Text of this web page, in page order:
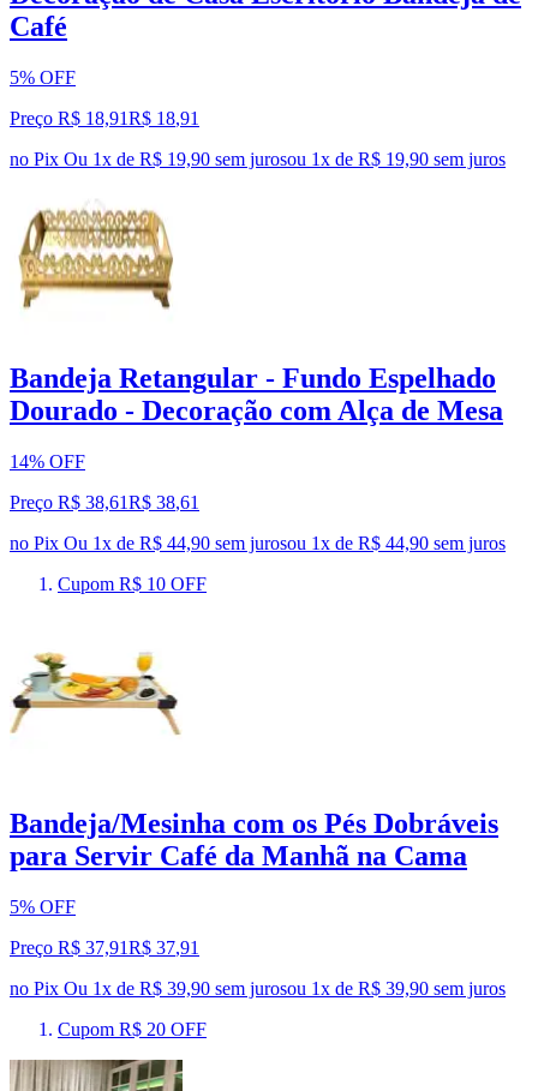
Café
5% OFF
Preço R$ 18,91R$ 18,91
no Pix Ou 1x de R$ 19,90 sem jurosou 1x de R$ 19,90 sem juros
Bandeja Retangular - Fundo Espelhado
Dourado - Decoração com Alça de Mesa
14% OFF
Preço R$ 38,61R$ 38,61
no Pix Ou 1x de R$ 44,90 sem jurosou 1x de R$ 44,90 sem juros
Cupom R$ 10 OFF
Bandeja/Mesinha com os Pés Dobráveis
para Servir Café da Manhã na Cama
5% OFF
Preço R$ 37,91R$ 37,91
no Pix Ou 1x de R$ 39,90 sem jurosou 1x de R$ 39,90 sem juros
Cupom R$ 20 OFF